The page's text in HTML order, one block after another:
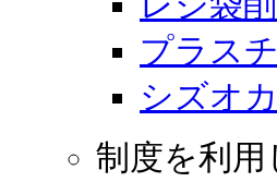
プラス
シズオ
制度を利用